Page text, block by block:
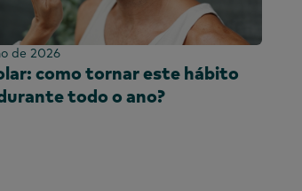
de 2026
como tornar este hábito
todo o ano?